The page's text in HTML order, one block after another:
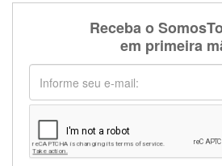
Receba o
em primeira